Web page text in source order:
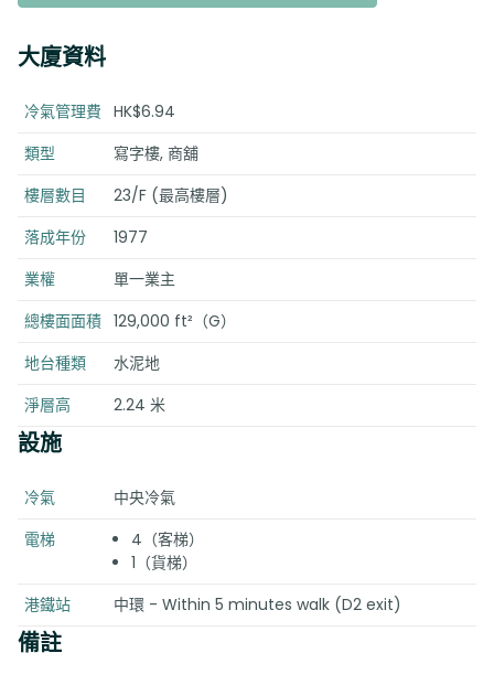
大廈資料
冷氣管理費 HK$6.94
類型
寫字樓, 商舖
樓層數目
23/F (最高樓層)
落成年份
1977
業權
單一業主
總樓面面積 129,000 ft²（G）
地台種類
水泥地
淨層高
2.24 米
設施
冷氣
中央冷氣
電梯
4（客梯）
1（貨梯）
港鐵站
中環 - Within 5 minutes walk (D2 exit)
備註